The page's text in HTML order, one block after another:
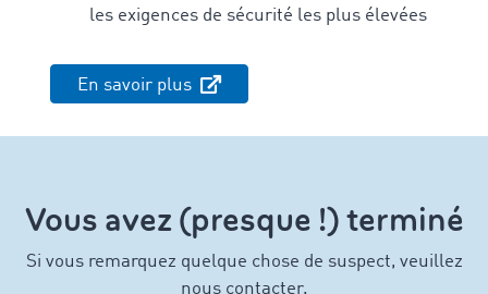
les exigences de sécurité les plus élevées
En savoir plus
Vous avez (presque !) terminé
Si vous remarquez quelque chose de suspect, veuillez
nous contacter.